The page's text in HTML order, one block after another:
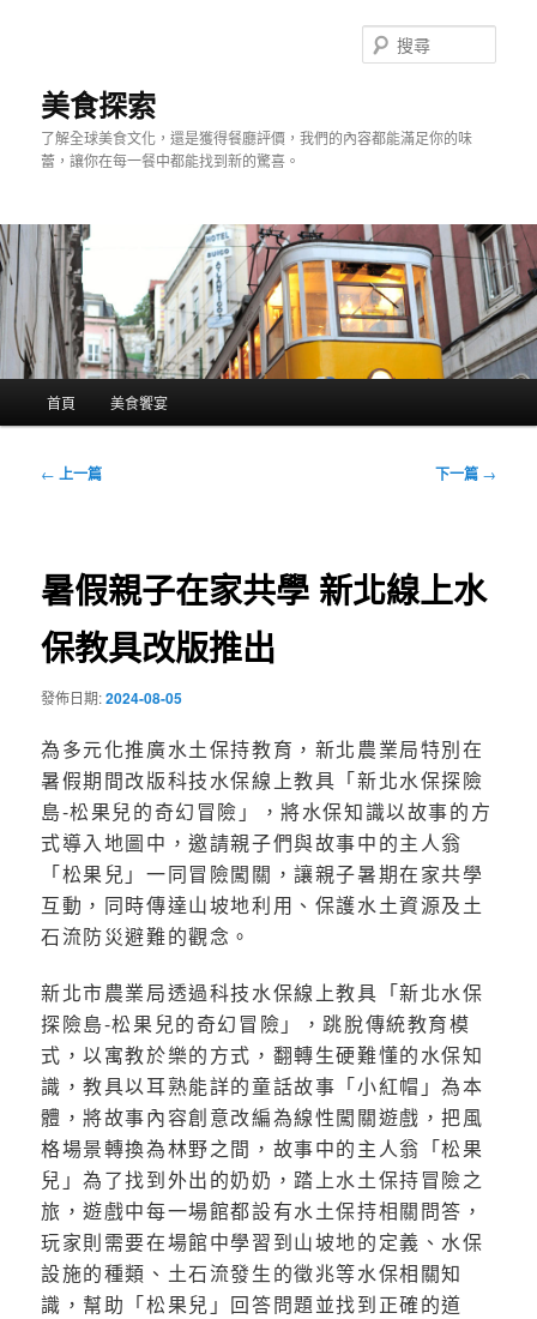
美食探索
了解全球美食文化，還是獲得餐廳評價，我們的內容都能滿足你的味
蕾，讓你在每一餐中都能找到新的驚喜。
尋
首頁 美食饗宴
文
← 上一篇 下一篇 →
暑假親子在家共學 新北線上水
保教具改版推出
發佈日期:2024-08-05
為多元化推廣水土保持教育，新北農業局特別在
暑假期間改版科技水保線上教具「新北水保探險
島-松果兒的奇幻冒險」，將水保知識以故事的方
式導入地圖中，邀請親子們與故事中的主人翁
「松果兒」一同冒險闖關，讓親子暑期在家共學
互動，同時傳達山坡地利用、保護水土資源及土
石流防災避難的觀念。
新北市農業局透過科技水保線上教具「新北水保
探險島-松果兒的奇幻冒險」，跳脫傳統教育模
式，以寓教於樂的方式，翻轉生硬難懂的水保知
識，教具以耳熟能詳的童話故事「小紅帽」為本
體，將故事內容創意改編為線性闖關遊戲，把風
格場景轉換為林野之間，故事中的主人翁「松果
兒」為了找到外出的奶奶，踏上水土保持冒險之
旅，遊戲中每一場館都設有水土保持相關問答，
玩家則需要在場館中學習到山坡地的定義、水保
設施的種類、土石流發生的徵兆等水保相關知
識，幫助「松果兒」回答問題並找到正確的道